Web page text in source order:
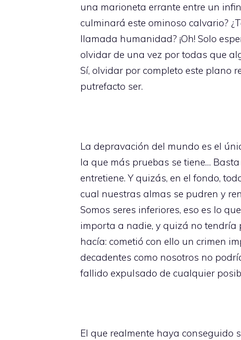
una marioneta errante entre un
culminará este ominoso calvario?
llamada humanidad? ¡Oh! Solo
olvidar de una vez por todas que
Sí, olvidar por completo este plano
putrefacto ser.
La depravación del mundo es el
la que más pruebas se tiene…
entretiene. Y quizás, en el fondo,
cual nuestras almas se pudren y
Somos seres inferiores, eso es lo
importa a nadie, y quizá no tendría
hacía: cometió con ello un crimen
decadentes como nosotros no
fallido expulsado de cualquier
El que realmente haya conseguido